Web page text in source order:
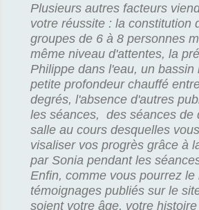
Plusieurs autres facteurs
votre réussite : la constitution
groupes de 6 à 8 personnes
même niveau d'attentes, la
Philippe dans l'eau, un bassin
petite profondeur chauffé
degrés, l'absence d'autres
les séances, des séances de
salle au cours desquelles
visaliser vos progrès grâce à
par Sonia pendant les
Enfin, comme vous pourrez le
témoignages publiés sur le
soient votre âge, votre